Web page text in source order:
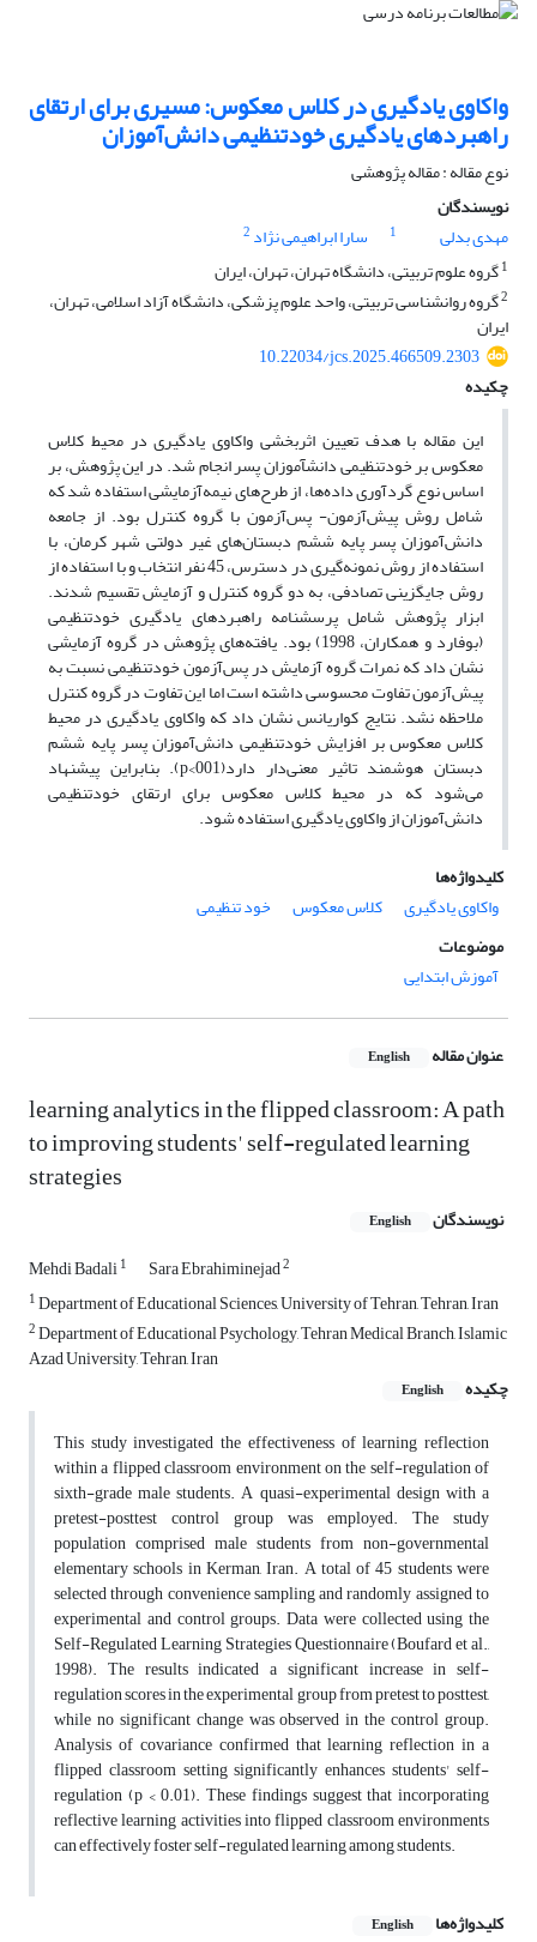
واکاوی یادگیری در کلاس معکوس: مسیری برای ارتقای
راهبردهای یادگیری خودتنظیمی دانش‌آموزان
نوع مقاله : مقاله پژوهشی
نویسندگان
مهدی بدلی
1 سارا ابراهیمی نژاد 2
1گروه علوم تربیتی، دانشگاه تهران، تهران، ایران
2گروه روانشناسی تربیتی، واحد علوم پزشکی، دانشگاه آزاد اسلامی، تهران،
ایران
10.22034/jcs.2025.466509.2303
چکیده
این مقاله با هدف تعیین اثربخشی واکاوی یادگیری در محیط کلاس
معکوس بر خودتنظیمی دانش­آموزان پسر انجام شد. در این پژوهش، بر
اساس نوع گردآوری داده‌ها، از طرح‌های نیمه‌آزمایشی استفاده شد که
شامل روش پیش‌آزمون- پس‌آزمون با گروه کنترل بود. از جامعه
دانش‌آموزان پسر پایه ششم دبستان‌های غیر دولتی شهر کرمان، با
استفاده از روش نمونه‌گیری در دسترس، 45 نفر انتخاب و با استفاده از
روش جایگزینی تصادفی، به دو گروه کنترل و آزمایش تقسیم شدند.
ابزار پژوهش شامل پرسشنامه راهبردهای یادگیری خودتنظیمی
(بوفارد و همکاران، 1998) بود. یافته‌های پژوهش در گروه آزمایشی
نشان داد که نمرات گروه آزمایش در پس‌آزمون‌ خودتنظیمی نسبت به
پیش‌آزمون تفاوت محسوسی داشته است اما این تفاوت در گروه کنترل
ملاحظه نشد. نتایج کواریانس نشان داد که واکاوی یادگیری در محیط
کلاس معکوس بر افزایش خودتنظیمی دانش‌آموزان پسر پایه ششم
دبستان هوشمند تاثیر معنی‌دار دارد(001>p). بنابراین پیشنهاد
می‌شود که در محیط کلاس معکوس برای ارتقای خودتنظیمی
دانش‌آموزان از واکاوی یادگیری استفاده شود.
کلیدواژه‌ها
واکاوی یادگیری
کلاس معکوس
خود تنظیمی
موضوعات
آموزش ابتدایی
عنوان مقاله English
learning analytics in the flipped classroom: A path
to improving students' self-regulated learning
strategies
نویسندگان English
Mehdi Badali1 Sara Ebrahiminejad2
1Department of Educational Sciences, University of Tehran, Tehran, Iran
2Department of Educational Psychology, Tehran Medical Branch, Islamic
Azad University, Tehran, Iran
چکیده
English
This study investigated the effectiveness of learning reflection
within a flipped classroom environment on the self-regulation of
sixth-grade male students. A quasi-experimental design with a
pretest-posttest control group was employed. The study
population comprised male students from non-governmental
elementary schools in Kerman, Iran. A total of 45 students were
selected through convenience sampling and randomly assigned to
experimental and control groups. Data were collected using the
Self-Regulated Learning Strategies Questionnaire (Boufard et al.,
1998). The results indicated a significant increase in self-
regulation scores in the experimental group from pretest to posttest,
while no significant change was observed in the control group.
Analysis of covariance confirmed that learning reflection in a
flipped classroom setting significantly enhances students' self-
regulation (p < 0.01). These findings suggest that incorporating
reflective learning activities into flipped classroom environments
can effectively foster self-regulated learning among students.
کلیدواژه‌ها English